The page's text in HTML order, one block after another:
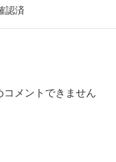
認済
メントできません